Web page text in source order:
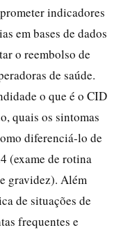
indicadores
em bases de dados
o reembolso de
de saúde.
o que é o CID
quais os sintomas
diferenciá-lo de
(exame de rotina
gravidez). Além
de situações de
frequentes e